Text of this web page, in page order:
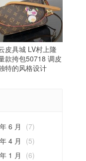
皮具城 LV村上隆
款挎包50718 调皮
特的风格设计
6 月
(7)
4 月
(5)
1 月
(6)